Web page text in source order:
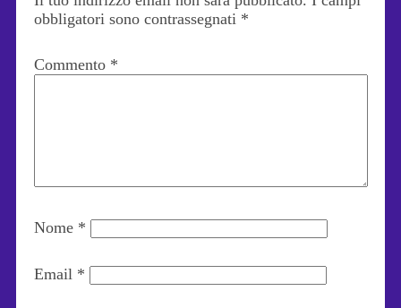
obbligatori sono contrassegnati *
Commento *
Nome *
Email *